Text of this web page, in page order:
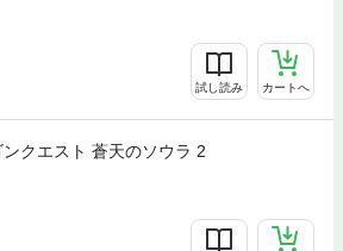
試し読み カートへ
ンクエスト 蒼天のソウラ 2